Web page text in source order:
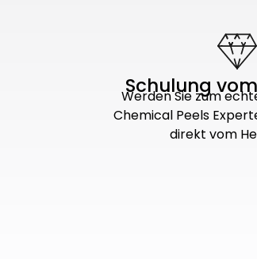
Schulung
Werden Sie zum
Chemical Peels
direkt vom